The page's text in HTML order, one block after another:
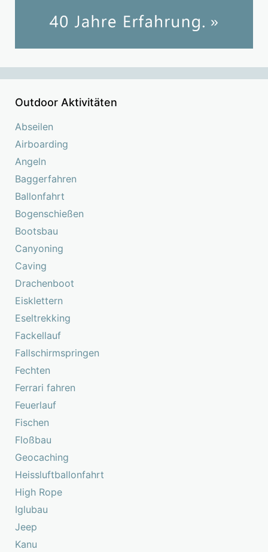
Outdoor Aktivitäten
Abseilen
Airboarding
Angeln
Baggerfahren
Ballonfahrt
Bogenschießen
Bootsbau
Canyoning
Caving
Drachenboot
Eisklettern
Eseltrekking
Fackellauf
Fallschirmspringen
Fechten
Ferrari fahren
Feuerlauf
Fischen
Floßbau
Geocaching
Heissluftballonfahrt
High Rope
Iglubau
Jeep
Kanu